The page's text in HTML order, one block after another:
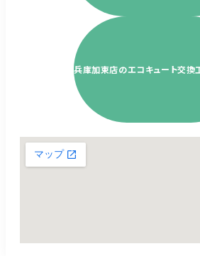
兵庫加東店のエコキュート交換